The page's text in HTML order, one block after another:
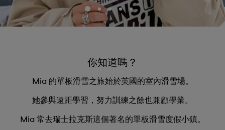
你知道嗎？
Mia 的單板滑雪之旅始於英國的室內滑雪場。
她參與遠距學習，努力訓練之餘也兼顧學業。
Mia 常去瑞士拉克斯這個著名的單板滑雪度假小鎮。